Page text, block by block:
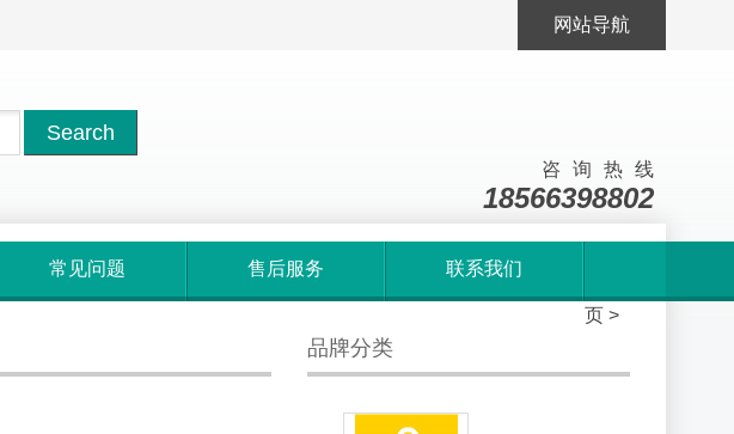
网站导航
咨询热线
18566398802
常见问题 售后服务 联系我们
页 >
品牌分类